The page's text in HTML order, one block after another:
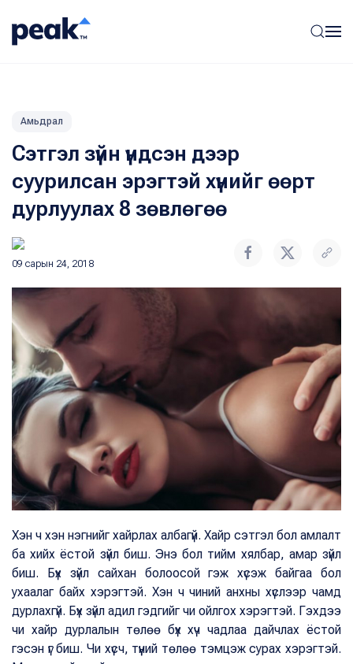
Амьдрал
Сэтгэл зүйн үндсэн дээр
суурилсан эрэгтэй хүнийг өөрт
дурлуулах 8 зөвлөгөө
09 сарын 24, 2018
Хэн ч хэн нэгнийг хайрлах албагүй. Хайр сэтгэл бол амлалт
ба хийх ёстой зүйл биш. Энэ бол тийм хялбар, амар зүйл
биш. Бүх зүйл сайхан болоосой гэж хүсэж байгаа бол
ухаалаг байх хэрэгтэй. Хэн ч чиний анхны хүслээр чамд
дурлахгүй. Бүх зүйл адил гэдгийг чи ойлгох хэрэгтэй. Гэхдээ
чи хайр дурлалын төлөө бүх хүч чадлаа дайчлах ёстой
гэсэн үг биш. Чи хүсч, түүний төлөө тэмцэж сурах хэрэгтэй.